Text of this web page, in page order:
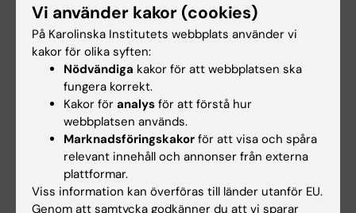
förstå om infektioner direkt bidrar till
neuroinflammation eller om de snarare
speglar en tidig sårbarhet i nervsystemet. Det
är också viktigt att undersöka om
förebyggande eller behandling av infektioner
kan bromsa sjukdomsförloppet eller förbättra
överlevnaden hos patienter med MS och ALS.
Slutligen kan integrering av molekylära data
från blod och ryggmärgsvätska med långsiktig
epidemiologisk uppföljning hjälpa till att
Vi använder kakor (cookies)
På Karolinska Institutets webbplats använder vi
kakor för olika syften:
Nödvändiga kakor för att webbplatsen ska
fungera korrekt.
Kakor för analys för att förstå hur
webbplatsen används.
Marknadsföringskakor för att visa och spåra
relevant innehåll och annonser från externa
plattformar.
Viss information kan överföras till länder utanför EU.
Genom att samtycka godkänner du att vi sparar